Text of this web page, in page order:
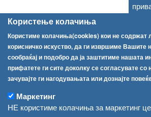
Користење колачиња
Користиме колачиња(cookies) кои не содржат
корисничко искуство, да ги извршиме
сообраќај и подобро да ја заштитиме нашата
прифатете ги сите доколку се согласувате
зачувајте ги нагодувањата или дознајте
Маркетинг
НЕ користиме колачиња за маркетинг